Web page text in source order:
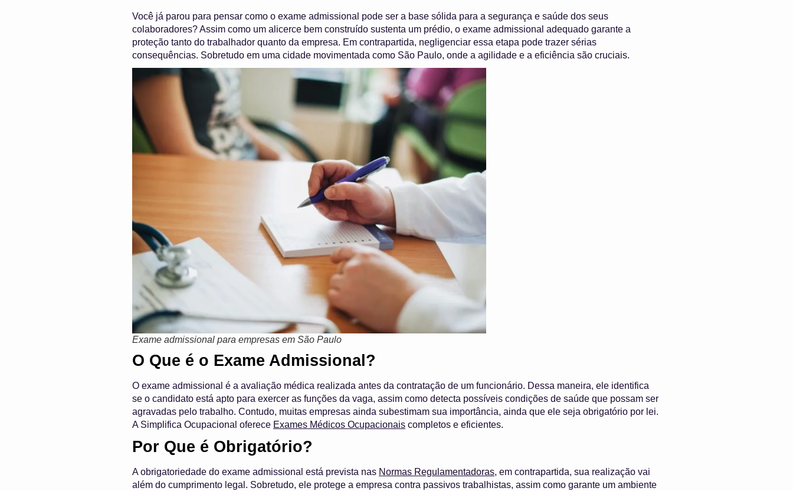
Você já parou para pensar como o exame admissional pode ser a base sólida para a segurança e saúde dos seus
colaboradores? Assim como um alicerce bem construído sustenta um prédio, o exame admissional adequado garante a
proteção tanto do trabalhador quanto da empresa. Em contrapartida, negligenciar essa etapa pode trazer sérias
consequências. Sobretudo em uma cidade movimentada como São Paulo, onde a agilidade e a eficiência são cruciais.
Exame admissional para empresas em São Paulo
O Que é o Exame Admissional?
O exame admissional é a avaliação médica realizada antes da contratação de um funcionário. Dessa maneira, ele identifica
se o candidato está apto para exercer as funções da vaga, assim como detecta possíveis condições de saúde que possam ser
agravadas pelo trabalho. Contudo, muitas empresas ainda subestimam sua importância, ainda que ele seja obrigatório por lei.
A Simplifica Ocupacional oferece Exames Médicos Ocupacionais completos e eficientes.
Por Que é Obrigatório?
A obrigatoriedade do exame admissional está prevista nas Normas Regulamentadoras, em contrapartida, sua realização vai
além do cumprimento legal. Sobretudo, ele protege a empresa contra passivos trabalhistas, assim como garante um ambiente